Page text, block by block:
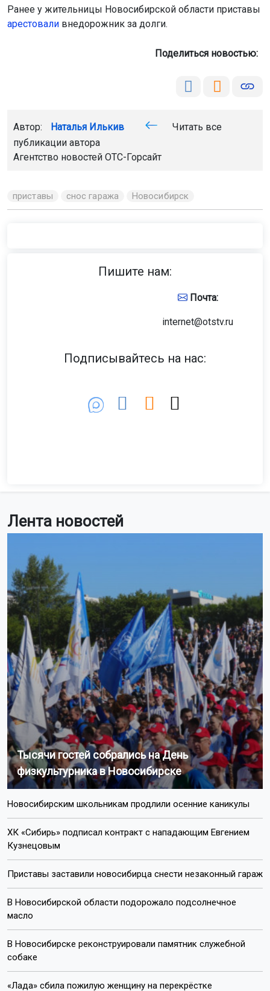
Лента новостей
Тысячи гостей собрались на День
физкультурника в Новосибирске
Новосибирским школьникам продлили осенние каникулы
ХК «Сибирь» подписал контракт с нападающим Евгением
Кузнецовым
Приставы заставили новосибирца снести незаконный гараж
В Новосибирской области подорожало подсолнечное
масло
В Новосибирске реконструировали памятник служебной
собаке
«Лада» сбила пожилую женщину на перекрёстке
Ранее у жительницы Новосибирской области приставы
арестовали внедорожник за долги.
Поделиться новостью:
Автор: Наталья Илькив
Читать все
публикации автора
Агентство новостей ОТС-Горсайт
приставы снос гаража Новосибирск
Пишите нам:
Почта:
internet@otstv.ru
Подписывайтесь на нас: